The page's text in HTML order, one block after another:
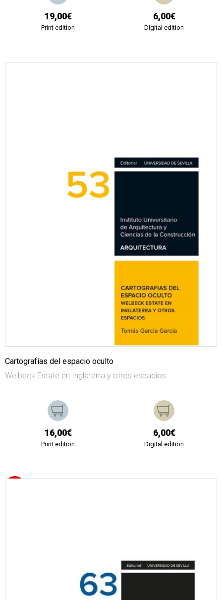
19,00€
Print edition
6,00€
Digital edition
Cartografías del espacio oculto
Welbeck Estate en Inglaterra y otros espacios
16,00€
Print edition
6,00€
Digital edition